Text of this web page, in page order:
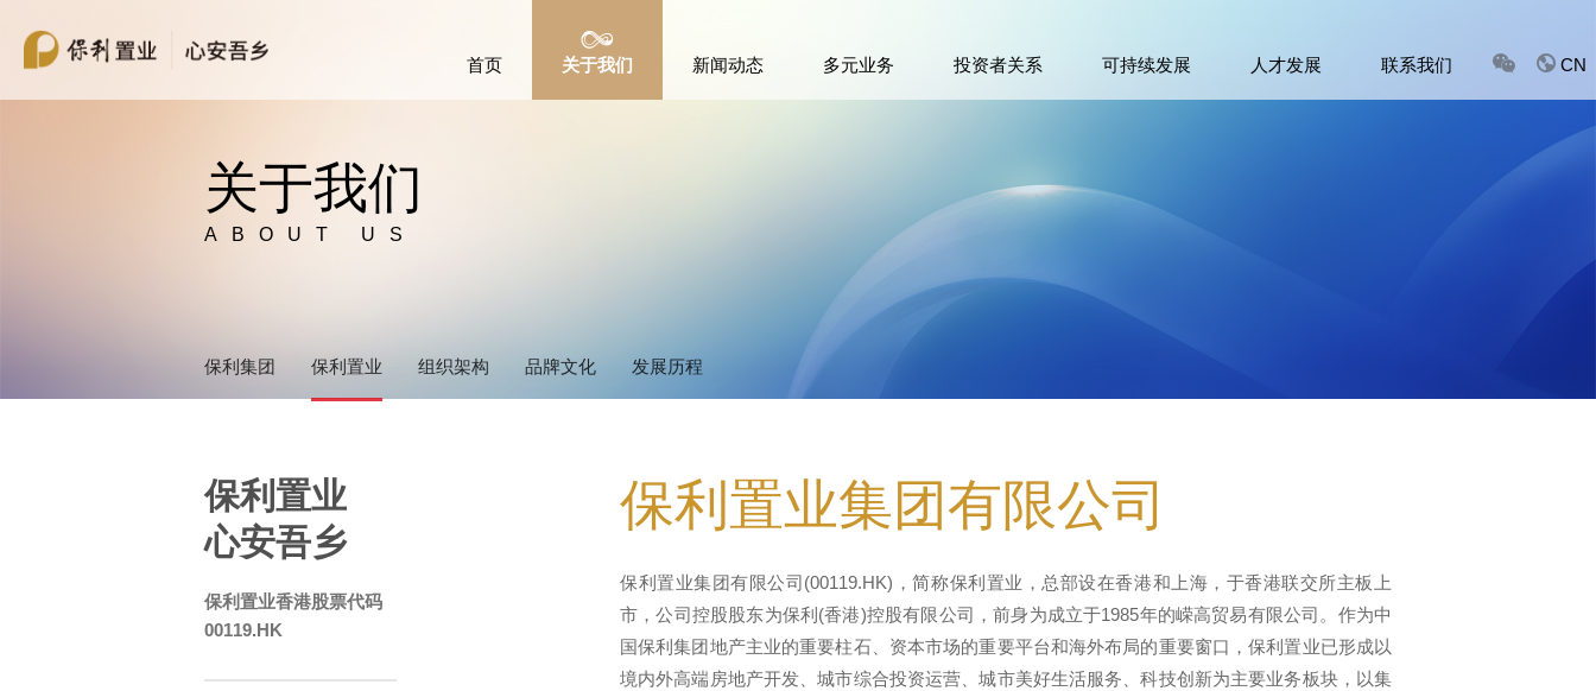
首页 关于我们 新闻动态 多元业务 投资者关系 可持续发展 人才发展 联系我们 CN
关于我们
ABOUT US
保利集团 保利置业 组织架构 品牌文化 发展历程
保利置业
心安吾乡
保利置业香港股票代码
00119.HK
保利置业集团有限公司
保利置业集团有限公司(00119.HK)，简称保利置业，总部设在香港和上海，于香港联交所主板上
市，公司控股股东为保利(香港)控股有限公司，前身为成立于1985年的嵘高贸易有限公司。作为中
国保利集团地产主业的重要柱石、资本市场的重要平台和海外布局的重要窗口，保利置业已形成以
境内外高端房地产开发、城市综合投资运营、城市美好生活服务、科技创新为主要业务板块，以集